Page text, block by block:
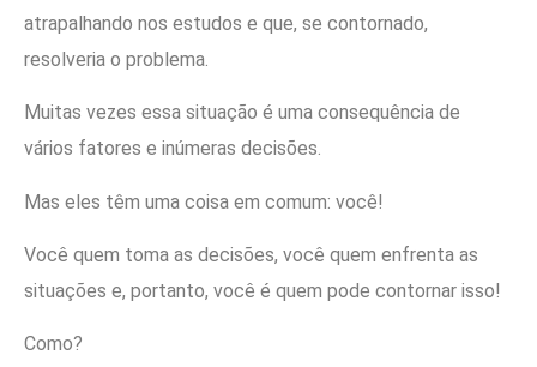
atrapalhando nos estudos e que, se contornado,
resolveria o problema.
Muitas vezes essa situação é uma consequência de
vários fatores e inúmeras decisões.
Mas eles têm uma coisa em comum: você!
Você quem toma as decisões, você quem enfrenta as
situações e, portanto, você é quem pode contornar isso!
Como?